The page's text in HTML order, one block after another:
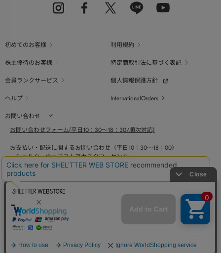
初めてのお客様
利用規約
株主優待のお客様
特定商取引法に基づく表記
会員ランクサービス
個人情報保護方針
ヘルプ
InternationalOrders
お問い合わせ
お問い合わせフォーム(平日10：30～18：30/順次対応)
お支払い・配送に関するお問い合わせ（平日10：30～18：00）
シェルターウェブストアカスタマーセンター
0800-123-6820
商品の素材、サイズ、仕様等に関するお問い合せ（平日10：30～18：00）
バロックジャパンリミテッドコールセンター
03-6730-9191
BAROQUE JAPAN LIMITED